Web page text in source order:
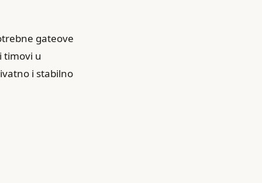
gateove
timovi u
i stabilno